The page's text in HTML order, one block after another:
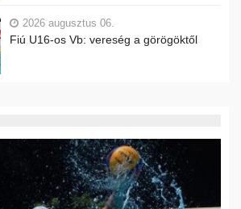
2026 augusztus 06.
Fiú U16-os Vb: vereség a görögöktől